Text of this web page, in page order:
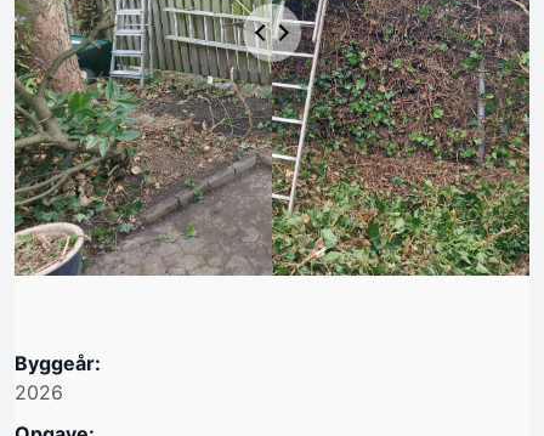
Byggeår:
2026